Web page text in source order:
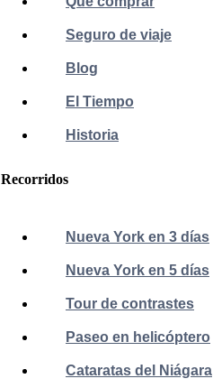
Seguro de viaje
Blog
El Tiempo
Historia
Recorridos
Nueva York en 3 días
Nueva York en 5 días
Tour de contrastes
Paseo en helicóptero
Cataratas del Niágara